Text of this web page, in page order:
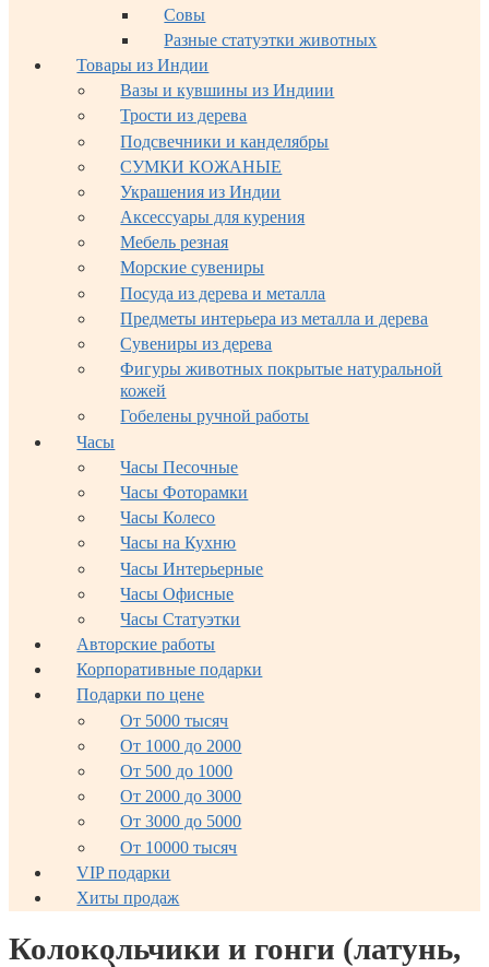
Совы
Разные статуэтки животных
Товары из Индии
Вазы и кувшины из Индиии
Трости из дерева
Подсвечники и канделябры
СУМКИ КОЖАНЫЕ
Украшения из Индии
Аксессуары для курения
Мебель резная
Морские сувениры
Посуда из дерева и металла
Предметы интерьера из металла и дерева
Сувениры из дерева
Фигуры животных покрытые натуральной
кожей
Гобелены ручной работы
Часы
Часы Песочные
Часы Фоторамки
Часы Колесо
Часы на Кухню
Часы Интерьерные
Часы Офисные
Часы Статуэтки
Авторские работы
Корпоративные подарки
Подарки по цене
От 5000 тысяч
От 1000 до 2000
От 500 до 1000
От 2000 до 3000
От 3000 до 5000
От 10000 тысяч
VIP подарки
Хиты продаж
Колокольчики и гонги (латунь,